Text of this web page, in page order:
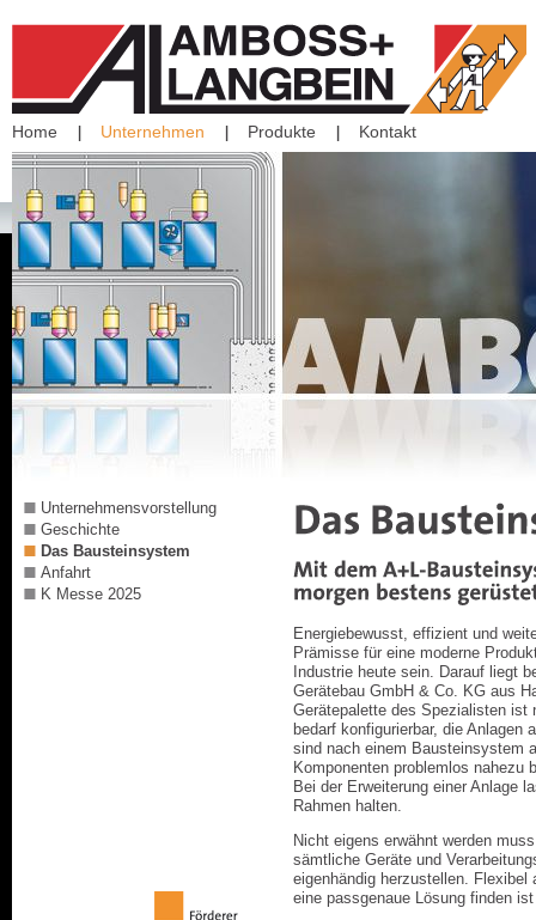
Home Unternehmen Produkte Kontakt
Unternehmensvorstellung
Geschichte
Das Bausteinsystem
Anfahrt
K Messe 2025
Energiebewusst, effizient und
Prämisse für eine moderne
Industrie heute sein. Darauf liegt
Gerätebau GmbH & Co. KG aus
Gerätepalette des Spezialisten ist
bedarf konfigurierbar, die Anlagen
sind nach einem Bausteinsystem
Komponenten problemlos nahezu
Bei der Erweiterung einer Anlage
Rahmen halten.
Nicht eigens erwähnt werden
sämtliche Geräte und
eigenhändig herzustellen. Flexibel
eine passgenaue Lösung finden